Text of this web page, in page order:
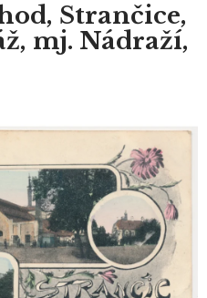
Strančice,
mj. Nádraží,